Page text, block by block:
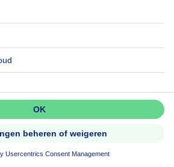
Activeer alert
meldingen en wees als
de hoogte van nieuwe